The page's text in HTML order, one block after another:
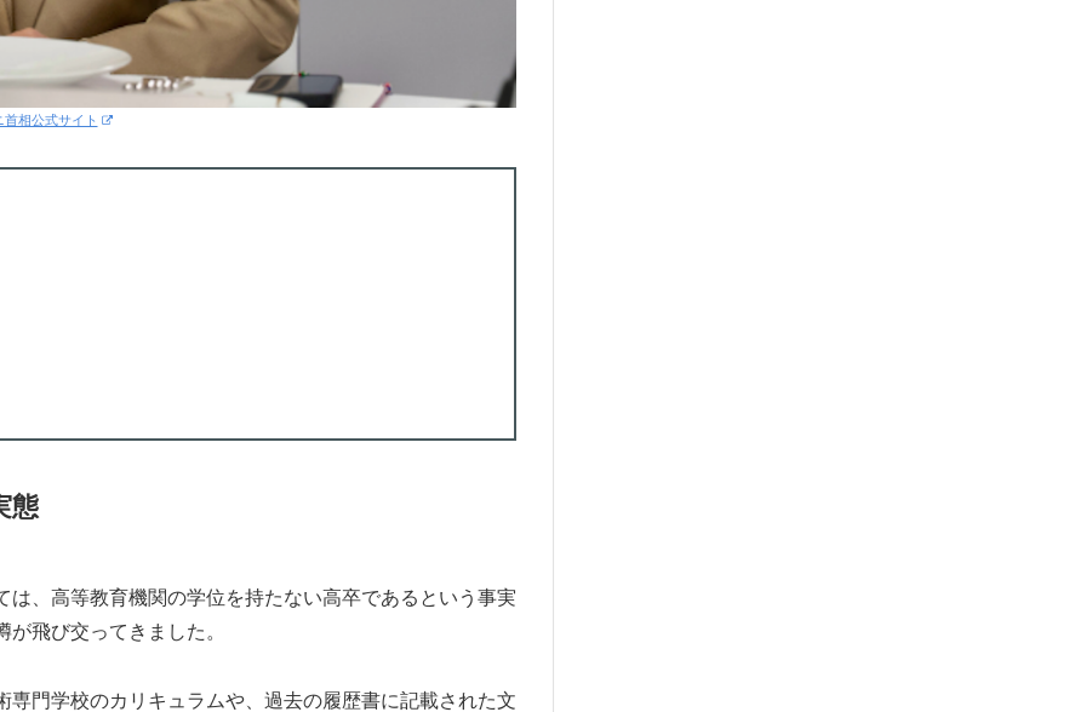
首相公式サイト
態
、高等教育機関の学位を持たない高卒であるという事実
飛び交ってきました。
門学校のカリキュラムや、過去の履歴書に記載された文